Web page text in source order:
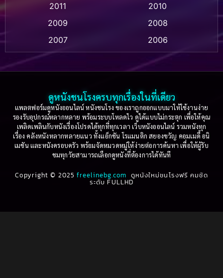
Based on a True Story เรื่องจริง(75)
Based on Novel(16)
Betrayal(1)
Biography(3)
Biography ชีวประวัติ (61)
2011
2010
2009
2008
2007
2006
2005
2004
2003
2002
2001
2000
1999
1998
1997
1996
1995
1994
1993
1992
1991
1990
1987
1986
ดูหนังชนโรงครบทุกเรื่องในที่เดียว
แพลตฟอร์มดูหนังออนไลน์ หนังชนโรง ของเราถูกออกแบบมาให้ใช้งานง่าย
รองรับอุปกรณ์หลากหลาย พร้อมระบบโหลดไว ดูได้แบบไม่กระตุก เพื่อให้คุณ
เพลิดเพลินกับหนังเรื่องโปรดได้ทุกที่ทุกเวลา เว็บหนังออนไลน์ รวมหนังทุก
เรื่อง คลังหนังหลากหลายแนว ทั้งแอ็กชัน โรแมนติก สยองขวัญ คอมเมดี้ อนิ
เมชัน และหนังครอบครัว พร้อมจัดหมวดหมู่ให้ง่ายต่อการค้นหา เพื่อให้ผู้รับ
ชมทุกวัยสามารถเลือกดูหนังที่ต้องการได้ทันที
Copyright © 2025freelinebg.com ดูหนังใหม่ชนโรงฟรี คมชัด
ระดับ FULLHD